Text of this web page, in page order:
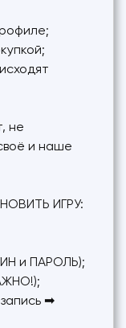
не
и наше
ИГРУ:
и ПАРОЛЬ);
➡